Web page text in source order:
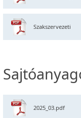
Szakszervezeti
2025_03.pdf